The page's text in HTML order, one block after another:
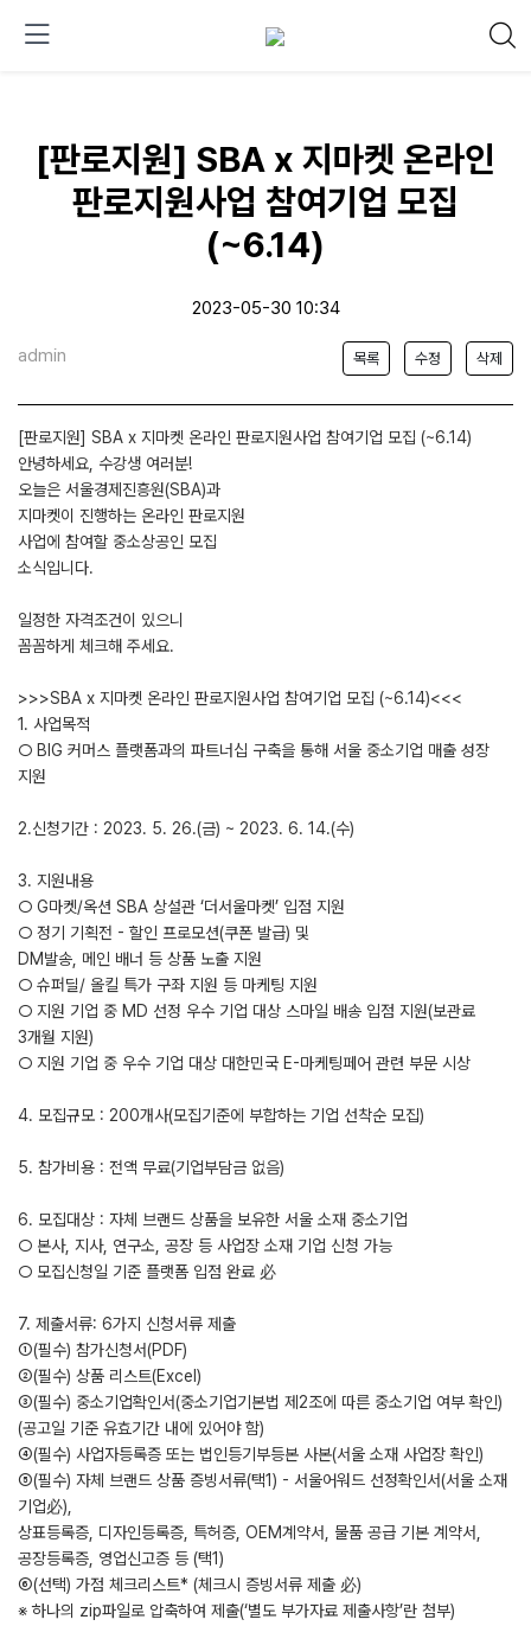
[판로지원] SBA x 지마켓 온라인
판로지원사업 참여기업 모집
(~6.14)
2023-05-30 10:34
admin 목록 수정 삭제
[판로지원] SBA x 지마켓 온라인 판로지원사업 참여기업 모집 (~6.14)
안녕하세요, 수강생 여러분!
오늘은 서울경제진흥원(SBA)과
지마켓이 진행하는 온라인 판로지원
사업에 참여할 중소상공인 모집
소식입니다.
일정한 자격조건이 있으니
꼼꼼하게 체크해 주세요.
>>>SBA x 지마켓 온라인 판로지원사업 참여기업 모집 (~6.14)<<<
1. 사업목적
○ BIG 커머스 플랫폼과의 파트너십 구축을 통해 서울 중소기업 매출 성장
지원
2.신청기간 : 2023. 5. 26.(금) ~ 2023. 6. 14.(수)
3. 지원내용
○ G마켓/옥션 SBA 상설관 ‘더서울마켓’ 입점 지원
○ 정기 기획전 - 할인 프로모션(쿠폰 발급) 및
DM발송, 메인 배너 등 상품 노출 지원
○ 슈퍼딜/ 올킬 특가 구좌 지원 등 마케팅 지원
○ 지원 기업 중 MD 선정 우수 기업 대상 스마일 배송 입점 지원(보관료
3개월 지원)
○ 지원 기업 중 우수 기업 대상 대한민국 E-마케팅페어 관련 부문 시상
4. 모집규모 : 200개사(모집기준에 부합하는 기업 선착순 모집)
5. 참가비용 : 전액 무료(기업부담금 없음)
6. 모집대상 : 자체 브랜드 상품을 보유한 서울 소재 중소기업
○ 본사, 지사, 연구소, 공장 등 사업장 소재 기업 신청 가능
○ 모집신청일 기준 플랫폼 입점 완료 必
7. 제출서류: 6가지 신청서류 제출
①(필수) 참가신청서(PDF)
②(필수) 상품 리스트(Excel)
③(필수) 중소기업확인서(중소기업기본법 제2조에 따른 중소기업 여부 확인)
(공고일 기준 유효기간 내에 있어야 함)
④(필수) 사업자등록증 또는 법인등기부등본 사본(서울 소재 사업장 확인)
⑤(필수) 자체 브랜드 상품 증빙서류(택1) - 서울어워드 선정확인서(서울 소재
기업必),
상표등록증, 디자인등록증, 특허증, OEM계약서, 물품 공급 기본 계약서,
공장등록증, 영업신고증 등 (택1)
➅(선택) 가점 체크리스트* (체크시 증빙서류 제출 必)
※ 하나의 zip파일로 압축하여 제출(‘별도 부가자료 제출사항’란 첨부)